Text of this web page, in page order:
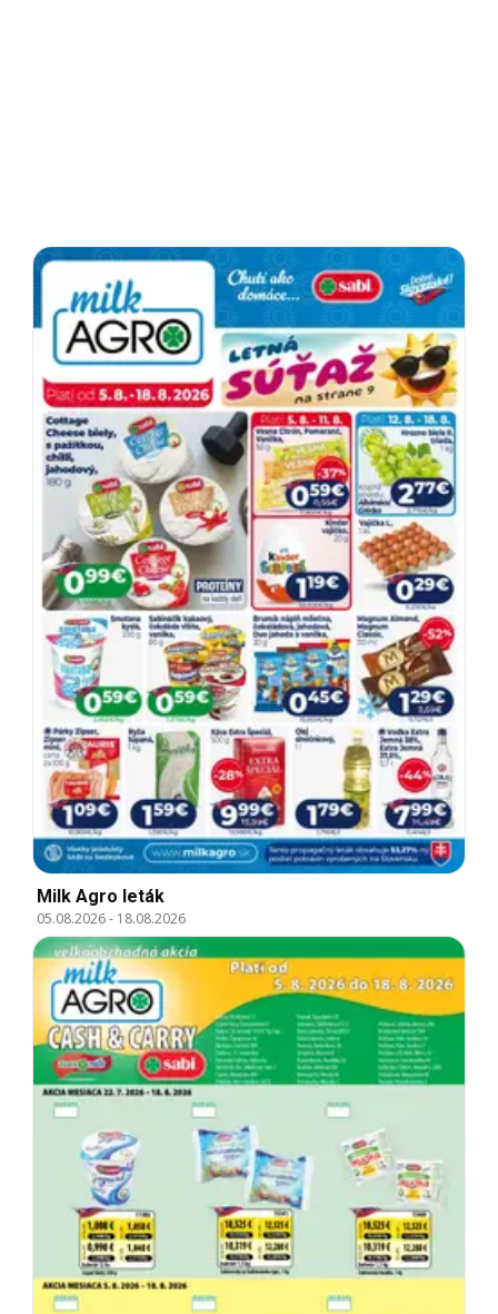
Milk Agro leták
05.08.2026- 18.08.2026